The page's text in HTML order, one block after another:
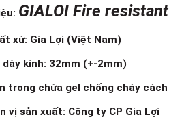
GIALOI Fire
xứ: Gia Lợi (Việt Nam)
dày kính: 32mm (+-2mm)
trong chứa gel chống cháy
vị sản xuất: Công ty CP Gia Lợi